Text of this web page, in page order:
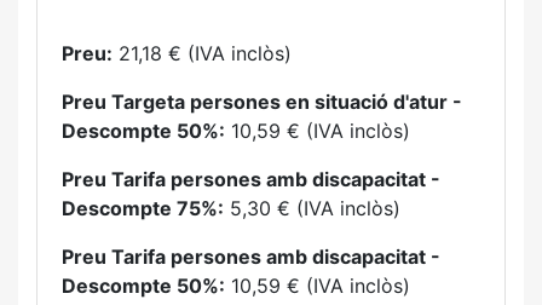
Preu: 21,18 € (IVA inclòs)
Preu Targeta persones en situació d'atur -
Descompte 50%: 10,59 € (IVA inclòs)
Preu Tarifa persones amb discapacitat -
Descompte 75%: 5,30 € (IVA inclòs)
Preu Tarifa persones amb discapacitat -
Descompte 50%: 10,59 € (IVA inclòs)